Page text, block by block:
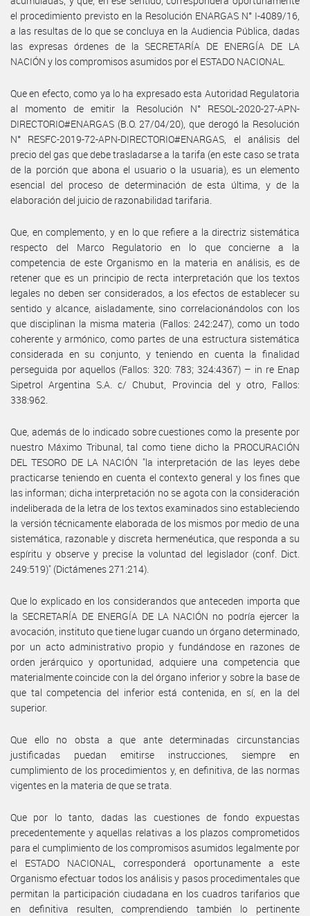
el procedimiento previsto en la Resolución ENARGAS N° I-4089/16,
a las resultas de lo que se concluya en la Audiencia Pública, dadas
las expresas órdenes de la SECRETARÍA DE ENERGÍA DE LA
NACIÓN y los compromisos asumidos por el ESTADO NACIONAL.
Que en efecto, como ya lo ha expresado esta Autoridad Regulatoria
al momento de emitir la Resolución N° RESOL-2020-27-APN-
DIRECTORIO#ENARGAS (B.O. 27/04/20), que derogó la Resolución
N° RESFC-2019-72-APN-DIRECTORIO#ENARGAS, el análisis del
precio del gas que debe trasladarse a la tarifa (en este caso se trata
de la porción que abona el usuario o la usuaria), es un elemento
esencial del proceso de determinación de esta última, y de la
elaboración del juicio de razonabilidad tarifaria.
Que, en complemento, y en lo que refiere a la directriz sistemática
respecto del Marco Regulatorio en lo que concierne a la
competencia de este Organismo en la materia en análisis, es de
retener que es un principio de recta interpretación que los textos
legales no deben ser considerados, a los efectos de establecer su
sentido y alcance, aisladamente, sino correlacionándolos con los
que disciplinan la misma materia (Fallos: 242:247), como un todo
coherente y armónico, como partes de una estructura sistemática
considerada en su conjunto, y teniendo en cuenta la finalidad
perseguida por aquellos (Fallos: 320: 783; 324:4367) – in re Enap
Sipetrol Argentina S.A. c/ Chubut, Provincia del y otro, Fallos:
338:962.
Que, además de lo indicado sobre cuestiones como la presente por
nuestro Máximo Tribunal, tal como tiene dicho la PROCURACIÓN
DEL TESORO DE LA NACIÓN "la interpretación de las leyes debe
practicarse teniendo en cuenta el contexto general y los fines que
las informan; dicha interpretación no se agota con la consideración
indeliberada de la letra de los textos examinados sino estableciendo
la versión técnicamente elaborada de los mismos por medio de una
sistemática, razonable y discreta hermenéutica, que responda a su
espíritu y observe y precise la voluntad del legislador (conf. Dict.
249:519)" (Dictámenes 271:214).
Que lo explicado en los considerandos que anteceden importa que
la SECRETARÍA DE ENERGÍA DE LA NACIÓN no podría ejercer la
avocación, instituto que tiene lugar cuando un órgano determinado,
por un acto administrativo propio y fundándose en razones de
orden jerárquico y oportunidad, adquiere una competencia que
materialmente coincide con la del órgano inferior y sobre la base de
que tal competencia del inferior está contenida, en sí, en la del
superior.
Que ello no obsta a que ante determinadas circunstancias
justificadas puedan emitirse instrucciones, siempre en
cumplimiento de los procedimientos y, en definitiva, de las normas
vigentes en la materia de que se trata.
Que por lo tanto, dadas las cuestiones de fondo expuestas
precedentemente y aquellas relativas a los plazos comprometidos
para el cumplimiento de los compromisos asumidos legalmente por
el ESTADO NACIONAL, corresponderá oportunamente a este
Organismo efectuar todos los análisis y pasos procedimentales que
permitan la participación ciudadana en los cuadros tarifarios que
en definitiva resulten, comprendiendo también lo pertinente